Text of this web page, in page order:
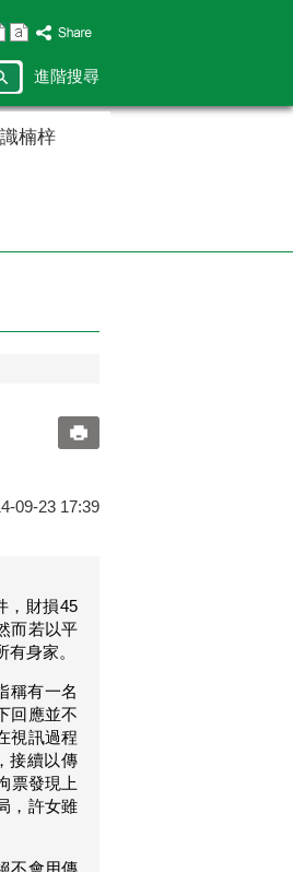
搜
尋
進階搜尋
楠梓
09-23 17:39
，財損45
而若以平
身家。
稱有一名
回應並不
視訊過程
接續以傳
票發現上
，許女雖